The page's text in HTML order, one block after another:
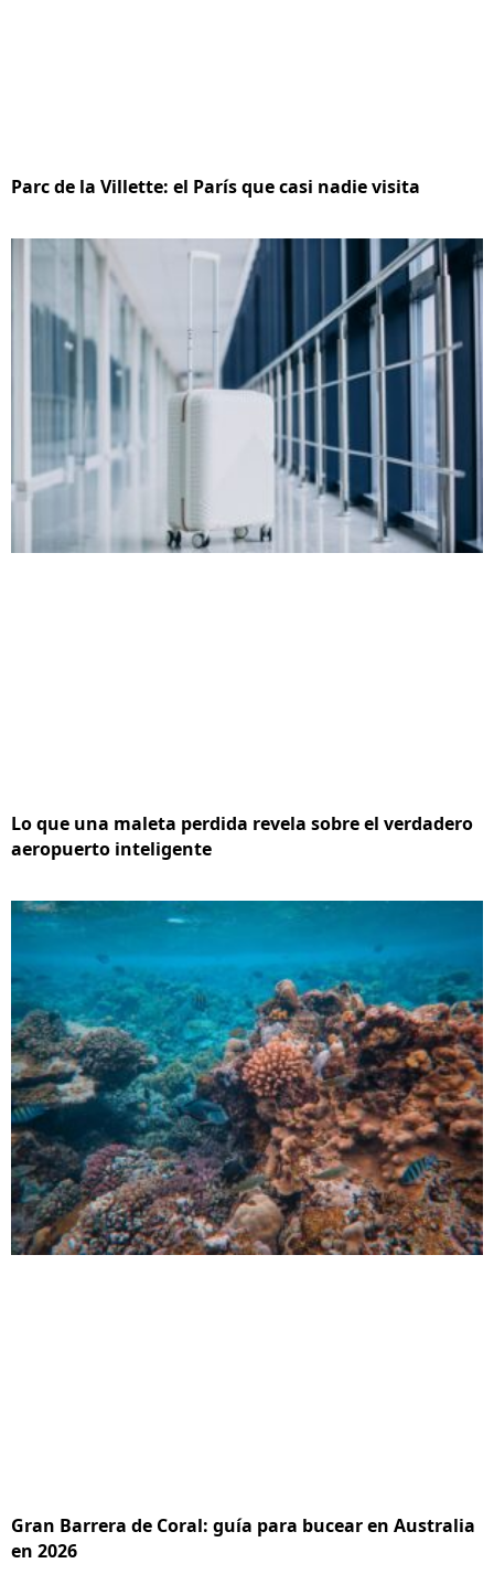
Parc de la Villette: el París que casi nadie visita
Lo que una maleta perdida revela sobre el verdadero
aeropuerto inteligente
Gran Barrera de Coral: guía para bucear en Australia
en 2026